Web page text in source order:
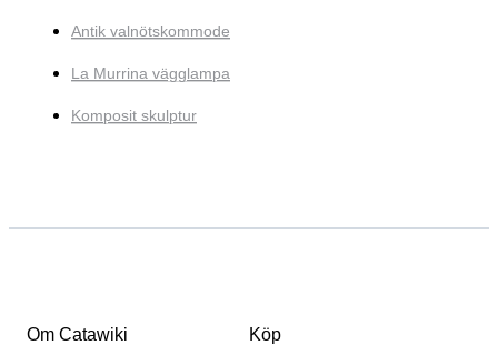
Antik valnötskommode
La Murrina vägglampa
Komposit skulptur
Om Catawiki Köp